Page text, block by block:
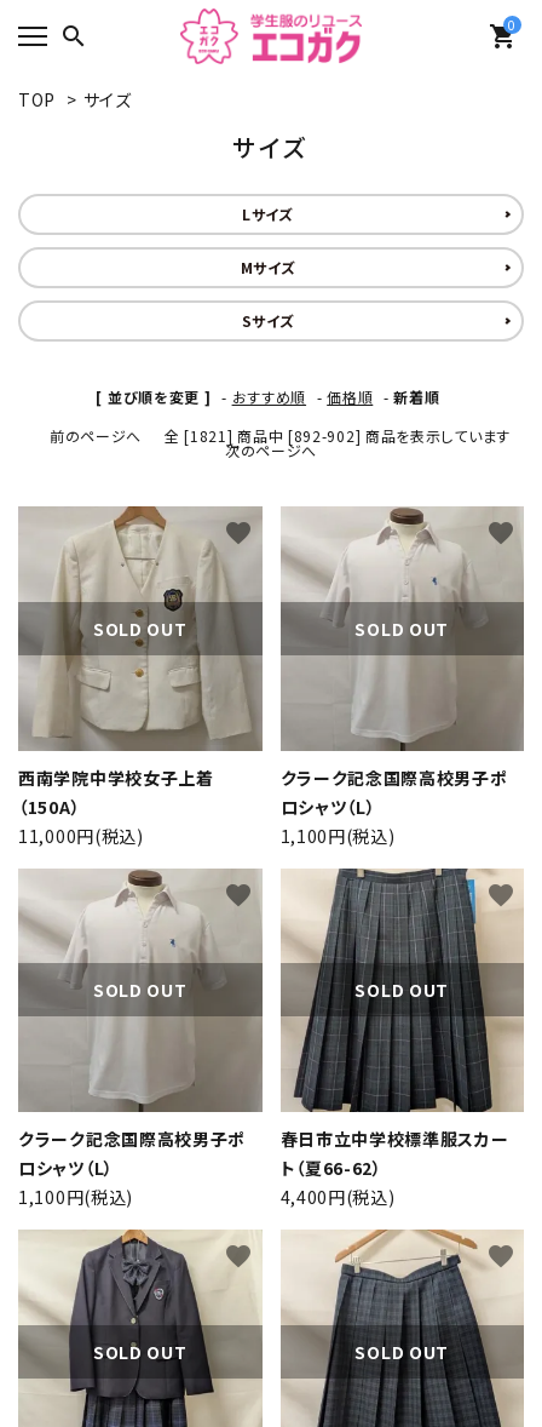
search 0
shopping_cart
TOP > サイズ
サイズ
Lサイズ
Mサイズ
Sサイズ
[ 並び順を変更 ] - おすすめ順 -価格順 -新着順
前のページへ
全 [1821] 商品中 [892-902] 商品を表示しています
次のページへ
SOLD OUT
西南学院中学校女子上着
（150A）
11,000円(税込)
favorite
SOLD OUT
クラーク記念国際高校男子ポ
ロシャツ（L）
1,100円(税込)
favorite
SOLD OUT
クラーク記念国際高校男子ポ
ロシャツ（L）
1,100円(税込)
favorite
SOLD OUT
春日市立中学校標準服スカー
ト（夏66-62）
4,400円(税込)
favorite
SOLD OUT
favorite
SOLD OUT
favorite